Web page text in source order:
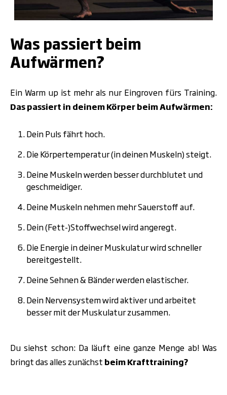
Was passiert beim
Aufwärmen?
Ein Warm up ist mehr als nur Eingroven fürs Training.
Das passiert in deinem Körper beim Aufwärmen:
Dein Puls fährt hoch.
Die Körpertemperatur (in deinen Muskeln) steigt.
Deine Muskeln werden besser durchblutet und
geschmeidiger.
Deine Muskeln nehmen mehr Sauerstoff auf.
Dein (Fett-)Stoffwechsel wird angeregt.
Die Energie in deiner Muskulatur wird schneller
bereitgestellt.
Deine Sehnen & Bänder werden elastischer.
Dein Nervensystem wird aktiver und arbeitet
besser mit der Muskulatur zusammen.
Du siehst schon: Da läuft eine ganze Menge ab! Was
bringt das alles zunächst beim Krafttraining?